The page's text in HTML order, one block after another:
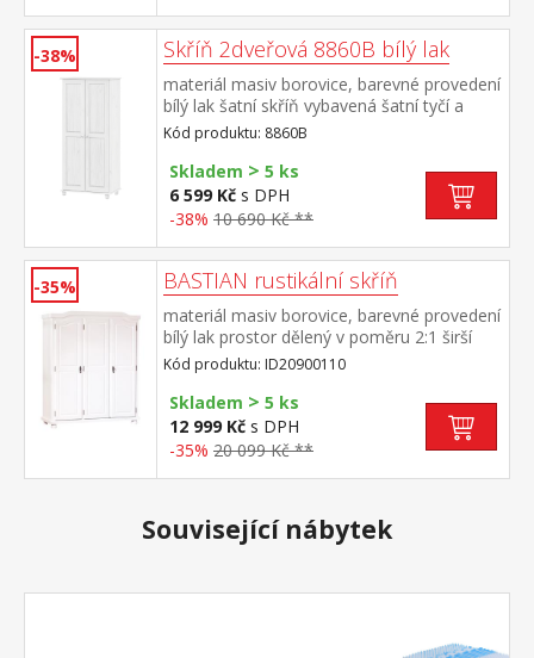
-38% Skříň 2dveřová 8860B bílý lak
materiál masiv borovice, barevné provedení
bílý lak šatní skříň vybavená šatní tyčí a
policí doporučený nástavec 8861B
Kód produktu: 8860B
Skladem > 5 ks
6 599 Kč s DPH
-38% 10 690 Kč **
-35% BASTIAN rustikální skříň
materiál masiv borovice, barevné provedení
bílý lak prostor dělený v poměru 2:1 širší
část šatní tyč a police, užší část 3
police vnitřní nepohledové desky mohou
být v provedení čirý nebo bílý lak
Kód produktu: ID20900110
Skladem > 5 ks
12 999 Kč s DPH
-35% 20 099 Kč **
Související nábytek